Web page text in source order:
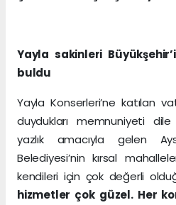
Yayla sakinleri
buldu
Yayla Konserleri’ne katılan
duydukları memnuniyeti
yazlık amacıyla gelen
Belediyesi’nin kırsal
kendileri için çok değerli
hizmetler çok güzel. Her